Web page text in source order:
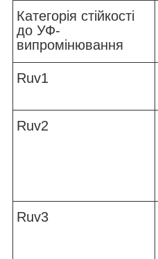
Категорія стійкості
до УФ-
випромінювання
Ruv1
Ruv2
Ruv3